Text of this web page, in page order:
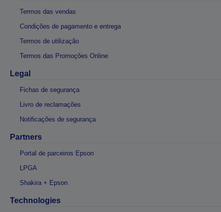
Termos das vendas
Condições de pagamento e entrega
Termos de utilização
Termos das Promoções Online
Legal
Fichas de segurança
Livro de reclamações
Notificações de segurança
Partners
Portal de parceiros Epson
LPGA
Shakira + Epson
Technologies